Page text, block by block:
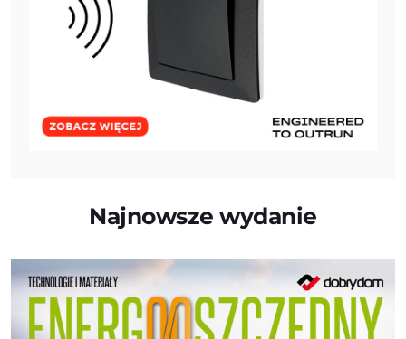
Najnowsze wydanie